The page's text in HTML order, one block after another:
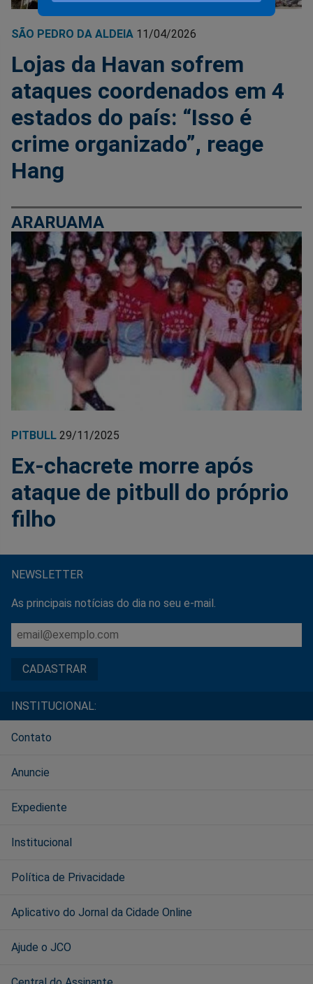
SÃO PEDRO DA ALDEIA 11/04/2026
Lojas da Havan sofrem
ataques coordenados em 4
estados do país: “Isso é
crime organizado”, reage
Hang
ARARUAMA
PITBULL 29/11/2025
Ex-chacrete morre após
ataque de pitbull do próprio
filho
NEWSLETTER
As principais notícias do dia no seu e-mail.
INSTITUCIONAL:
Contato
Anuncie
Expediente
Institucional
Política de Privacidade
Aplicativo do Jornal da Cidade Online
Ajude o JCO